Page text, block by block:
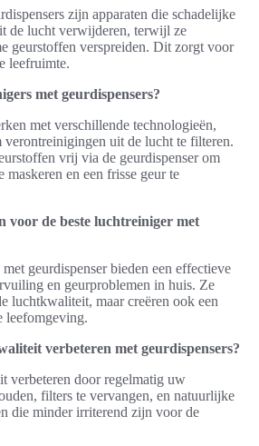
zijn apparaten die schadelijke
de lucht verwijderen, terwijl ze
geurstoffen verspreiden. Dit zorgt voor
leefruimte.
met geurdispensers?
met verschillende technologieën,
uit de lucht te filteren.
vrij via de geurdispenser om
maskeren en een frisse geur te
voor de beste luchtreiniger met
geurdispenser bieden een effectieve
en geurproblemen in huis. Ze
luchtkwaliteit, maar creëren ook een
leefomgeving.
verbeteren met geurdispensers?
verbeteren door regelmatig uw
filters te vervangen, en natuurlijke
die minder irriterend zijn voor de